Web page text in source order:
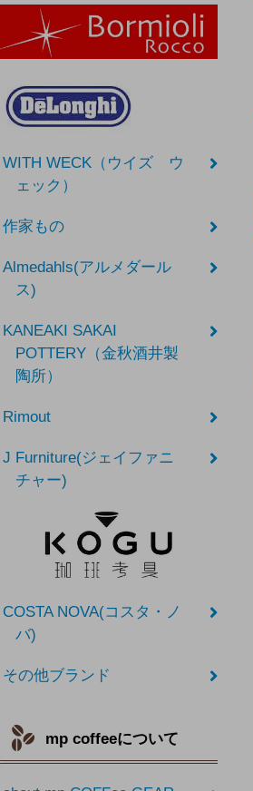
WITH WECK（ウイズ ウ
ェック）
作家もの
Almedahls(アルメダール
ス)
KANEAKI SAKAI
POTTERY（金秋酒井製
陶所）
Rimout
J Furniture(ジェイファニ
チャー)
COSTA NOVA(コスタ・ノ
バ)
その他ブランド
mp coffeeについて